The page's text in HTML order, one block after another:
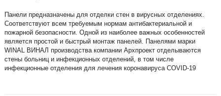
Панели предназначены для отделки стен в вирусных отделениях.
Соответствуют всем требуемым нормам антибактериальной и
пожарной безопасности. Одной из наиболее важных особенностей
является простой и быстрый монтаж панелей. Панелями марки
WINAL ВИНАЛ производства компании Архпроект отделываются
стены больниц и инфекционных отделений, в том числе
инфекционные отделения для лечения коронавируса COVID-19